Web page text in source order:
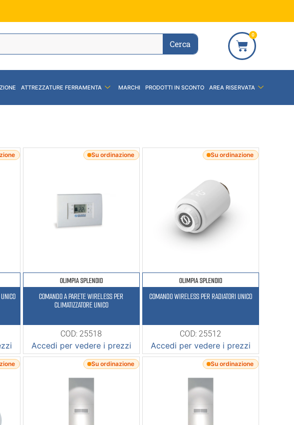
Cerca
0
ATTREZZATURE FERRAMENTA MARCHI PRODOTTI IN SCONTO AREA RISERVATA
Su ordinazione
OLIMPIA SPLENDID
COMANDO A PARETE WIRELESS PER
CLIMATIZZATORE UNICO
COD: 25518
Accedi per vedere i prezzi
Su ordinazione
OLIMPIA SPLENDID
COMANDO WIRELESS PER RADIATORI UNICO
COD: 25512
Accedi per vedere i prezzi
Su ordinazione Su ordinazione